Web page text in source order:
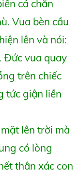
cả chắn
Vua bèn cầu
lên và nói:
Đức vua quay
trên chiếc
tức giận liền
lên trời mà
có lòng
thân xác con